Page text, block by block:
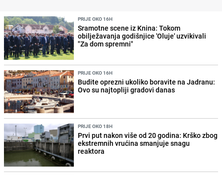
PRIJE OKO 16H
Sramotne scene iz Knina: Tokom
obilježavanja godišnjice 'Oluje' uzvikivali
"Za dom spremni"
PRIJE OKO 16H
Budite oprezni ukoliko boravite na Jadranu:
Ovo su najtopliji gradovi danas
PRIJE OKO 18H
Prvi put nakon više od 20 godina: Krško zbog
ekstremnih vrućina smanjuje snagu
reaktora